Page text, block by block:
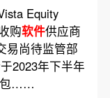
Equity
购软件供应商
易尚待监管部
2023年下半年
包……